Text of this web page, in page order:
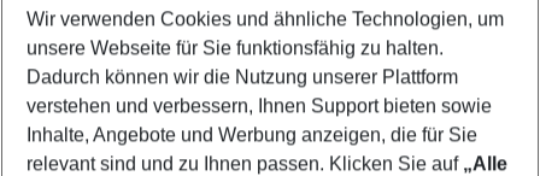
2 Erwachsene Keine Kinder
Mehr Filter anzeigen
Wir verwenden Cookies und ähnliche Technologien, um
unsere Webseite für Sie funktionsfähig zu halten.
Dadurch können wir die Nutzung unserer Plattform
verstehen und verbessern, Ihnen Support bieten sowie
Inhalte, Angebote und Werbung anzeigen, die für Sie
relevant sind und zu Ihnen passen. Klicken Sie auf „Alle